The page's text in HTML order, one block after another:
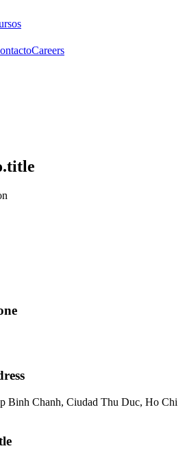
Careers
Binh Chanh, Ciudad Thu Duc, Ho Chi